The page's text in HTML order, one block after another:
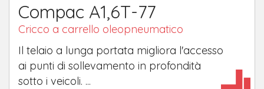
Compac A1,6T-77
Cricco a carrello oleopneumatico
Il telaio a lunga portata migliora l'accesso
ai punti di sollevamento in profondità
sotto i veicoli. ...